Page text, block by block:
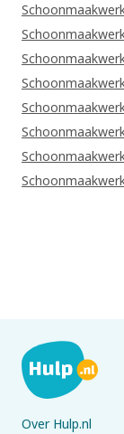
Over Hulp.nl